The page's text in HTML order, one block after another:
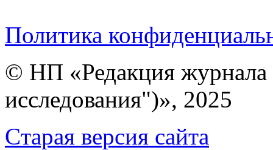
Политика
© НП «Редакция
исследования")», 2025
Cтарая версия сайта